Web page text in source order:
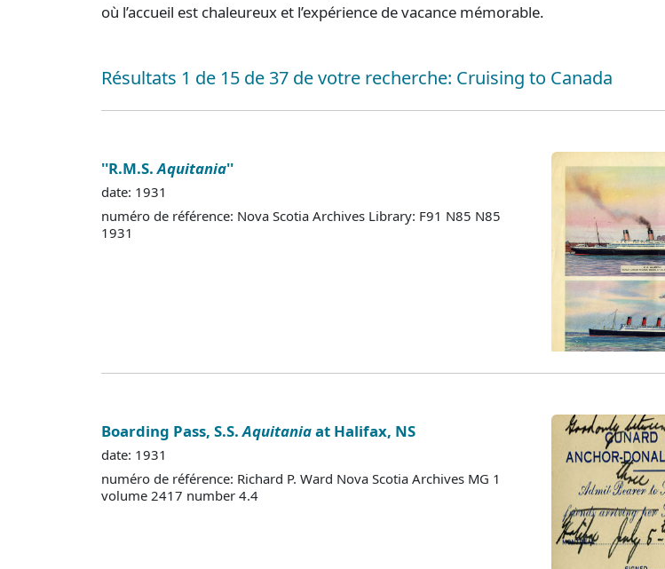
où l’accueil est chaleureux et l’expérience de vacance mémorable.
Résultats 1 de 15 de 37 de votre recherche: Cruising to Canada
''R.M.S.Aquitania''
date: 1931
numéro de référence: Nova Scotia Archives Library: F91 N85 N85
1931
Boarding Pass, S.S.Aquitaniaat Halifax, NS
date: 1931
numéro de référence: Richard P. Ward Nova Scotia Archives MG 1
volume 2417 number 4.4